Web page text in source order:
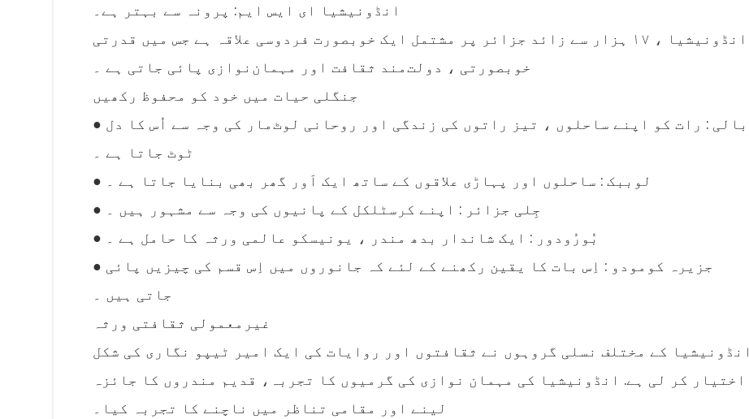
انڈونیشیا ای ایس ایم: پرونہ سے بہتر ہے۔
انڈونیشیا ، ۱۷ ہزار سے زائد جزائر پر مشتمل ایک خوبصورت فردوسی علاقہ ہے جس میں قدرتی
خوبصورتی ، دولت‌مند ثقافت اور مہمان‌نوازی پائی جاتی ہے ۔
جنگلی حیات میں خود کو محفوظ رکھیں
● بالی : رات کو اپنے ساحلوں ، تیز راتوں کی زندگی اور روحانی لوٹ‌مار کی وجہ سے اُس کا دل
ٹوٹ جاتا ہے ۔
● لوببک : ساحلوں اور پہاڑی علاقوں کے ساتھ ایک اَور گھر بھی بنایا جاتا ہے ۔
● جِلی جزائر : اپنے کرسٹلکل کے پانیوں کی وجہ سے مشہور ہیں ۔
● بُورُودور : ایک شاندار بدھ مندر ، یونیسکو عالمی ورثہ کا حامل ہے ۔
● جزیرہ کومودو : اِس بات کا یقین رکھنے کے لئے کہ جانوروں میں اِس قسم کی چیزیں پائی
جاتی ہیں ۔
غیرمعمولی ثقافتی ورثہ
انڈونیشیا کے مختلف نسلی گروہوں نے ثقافتوں اور روایات کی ایک امیر ٹیپو نگاری کی شکل
اختیار کر لی ہے. انڈونیشیا کی مہمان نوازی کی گرمیوں کا تجربہ، قدیم مندروں کا جائزہ
لینے اور مقامی تناظر میں ناچنے کا تجربہ کیا۔